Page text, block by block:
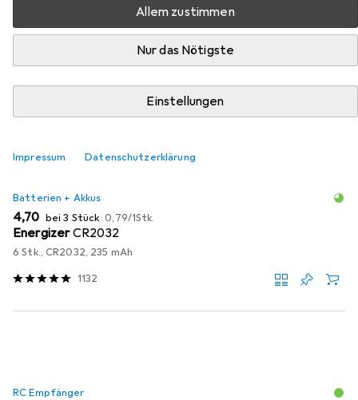
Allem zustimmen
Nur das Nötigste
Einstellungen
Impressum Datenschutzerklärung
Beliebt Batterien + Akkus RC Empfänger H-Tronic
Batterien + Akkus
EUR
4,70 bei 3 Stück EUR
0,79/1Stk.
EnergizerCR2032
6 Stk., CR2032, 235 mAh
1132
RC Empfänger